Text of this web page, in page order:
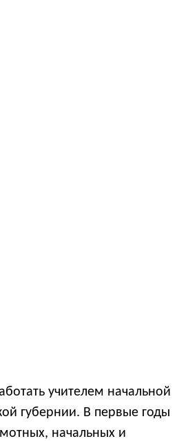
учителем начальной
губернии. В первые годы
начальных и